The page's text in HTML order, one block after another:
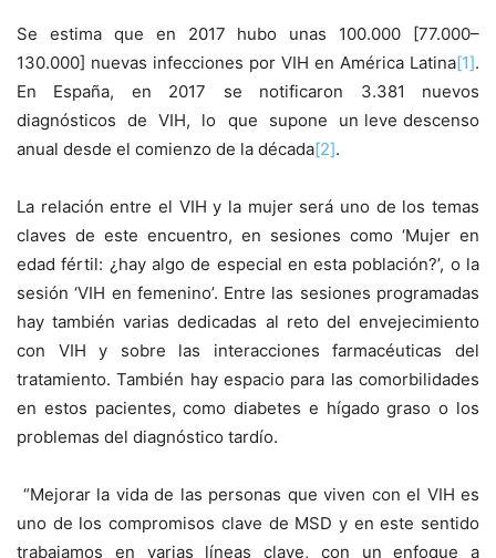
Se estima que en 2017 hubo unas 100.000 [77.000–
130.000] nuevas infecciones por VIH en América Latina[1].
En España, en 2017 se notificaron 3.381 nuevos
diagnósticos de VIH, lo que supone un leve descenso
anual desde el comienzo de la década[2].
La relación entre el VIH y la mujer será uno de los temas
claves de este encuentro, en sesiones como ‘Mujer en
edad fértil: ¿hay algo de especial en esta población?’, o la
sesión ‘VIH en femenino’. Entre las sesiones programadas
hay también varias dedicadas al reto del envejecimiento
con VIH y sobre las interacciones farmacéuticas del
tratamiento. También hay espacio para las comorbilidades
en estos pacientes, como diabetes e hígado graso o los
problemas del diagnóstico tardío.
“Mejorar la vida de las personas que viven con el VIH es
uno de los compromisos clave de MSD y en este sentido
trabajamos en varias líneas clave, con un enfoque a